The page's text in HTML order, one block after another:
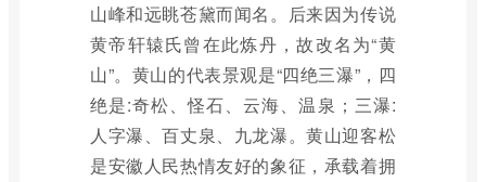
山峰和远眺苍黛而闻名。后来因为传说
黄帝轩辕氏曾在此炼丹，故改名为“黄
山”。黄山的代表景观是“四绝三瀑”，四
绝是:奇松、怪石、云海、温泉；三瀑:
人字瀑、百丈泉、九龙瀑。黄山迎客松
是安徽人民热情友好的象征，承载着拥